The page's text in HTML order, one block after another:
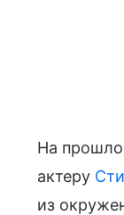
На
актеру
из